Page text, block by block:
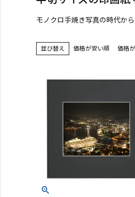
モノクロ手焼き写真の時代か
並び替え 価格が安い順 価格